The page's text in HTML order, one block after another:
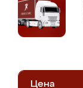
Цена